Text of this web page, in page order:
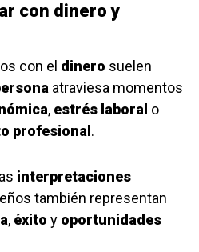
con dinero y
con el dinero suelen
atraviesa momentos
, estrés laboral o
profesional .
interpretaciones
también representan
, éxito y oportunidades